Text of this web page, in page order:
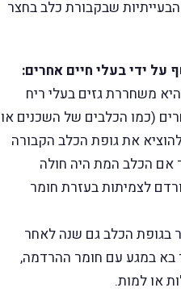
שבקבורת כלב בחצר
ידי בעלי חיים אחרים:
משחררת גזים בעלי ריח
(כמו הכלבים של השכנים או
את גופת הכלב הקבורה
אם הכלב המת היה חולה
לצמיתות בעזרת חומר
בגופת הכלב גם שנה לאחר
בא במגע עם חומר ההרדמה,
או למות.